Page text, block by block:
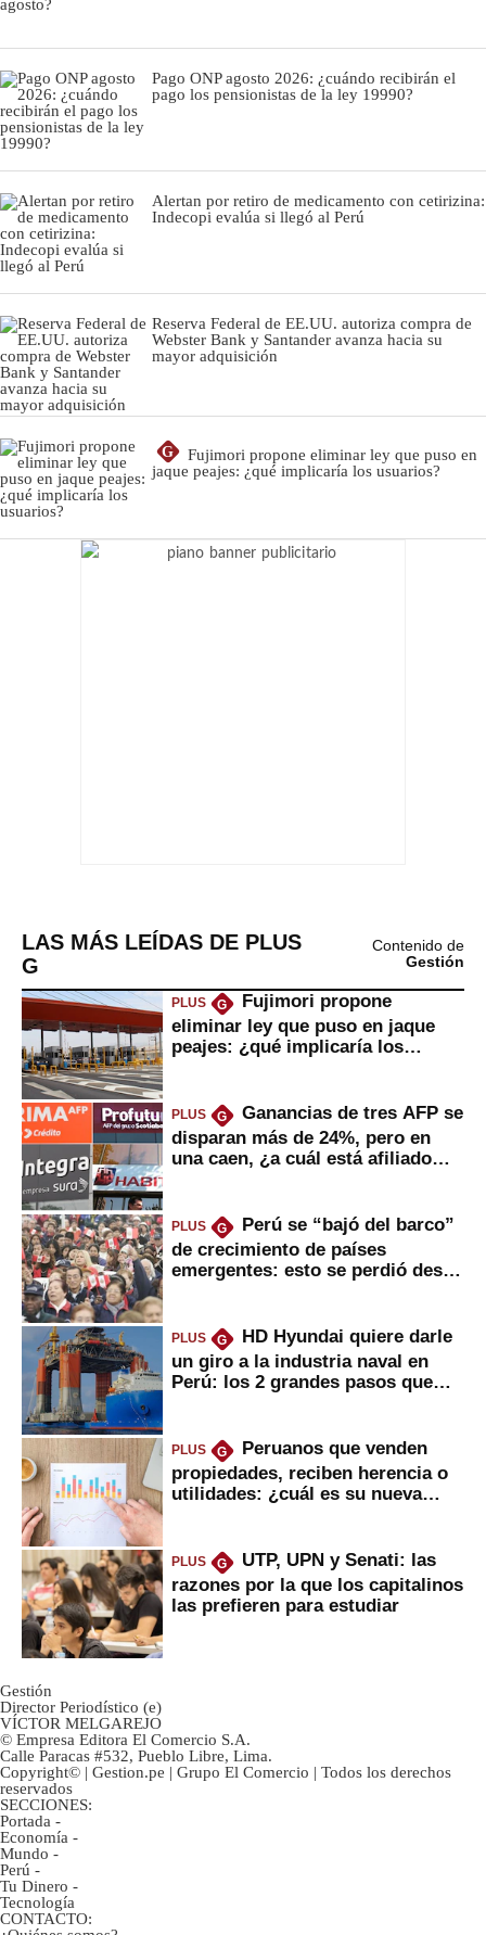
Pago ONP agosto 2026: ¿cuándo recibirán el
pago los pensionistas de la ley 19990?
Alertan por retiro de medicamento con cetirizina:
Indecopi evalúa si llegó al Perú
Reserva Federal de EE.UU. autoriza compra de
Webster Bank y Santander avanza hacia su
mayor adquisición
G
Fujimori propone eliminar ley que puso en
jaque peajes: ¿qué implicaría los usuarios?
LAS MÁS LEÍDAS DE PLUS
G
Contenido de
Gestión
PLUS G
Fujimori propone
eliminar ley que puso en jaque
peajes: ¿qué implicaría los
PLUS G
Ganancias de tres AFP se
disparan más de 24%, pero en
una caen, ¿a cuál está afiliado
PLUS G
Perú se “bajó del barco”
de crecimiento de países
emergentes: esto se perdió desde
PLUS G
HD Hyundai quiere darle
un giro a la industria naval en
Perú: los 2 grandes pasos que
PLUS G
Peruanos que venden
propiedades, reciben herencia o
utilidades: ¿cuál es su nueva
PLUS G
UTP, UPN y Senati: las
razones por la que los capitalinos
las prefieren para estudiar
Gestión
Director Periodístico (e)
VÍCTOR MELGAREJO
© Empresa Editora El Comercio S.A.
Calle Paracas #532, Pueblo Libre, Lima.
Copyright© | Gestion.pe | Grupo El Comercio | Todos los derechos
reservados
SECCIONES:
Portada -
Economía -
Mundo -
Perú -
Tu Dinero -
Tecnología
CONTACTO: